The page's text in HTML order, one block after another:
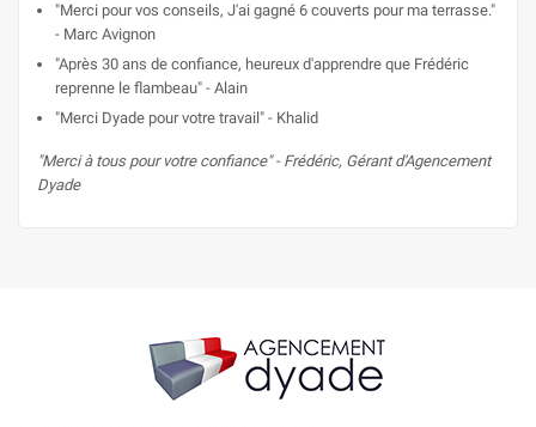
"Merci pour vos conseils, J'ai gagné 6 couverts pour ma terrasse."
- Marc Avignon
"Après 30 ans de confiance, heureux d'apprendre que Frédéric
reprenne le flambeau" - Alain
"Merci Dyade pour votre travail" - Khalid
"Merci à tous pour votre confiance" - Frédéric, Gérant d'Agencement
Dyade